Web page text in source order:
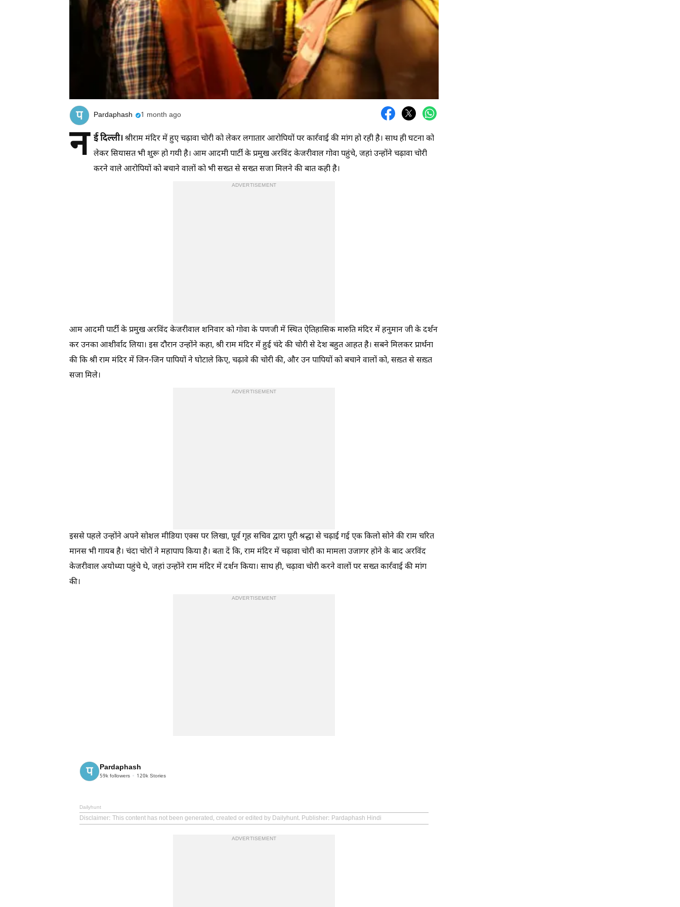
Pardaphash 1 month ago
न ई दिल्ली। श्रीराम मंदिर में हुए चढ़ावा चोरी को लेकर लगातार आरोपियों पर कार्रवाई की मांग हो रही है। साथ ही घटना को
लेकर सियासत भी शुरू हो गयी है। आम आदमी पार्टी के प्रमुख अरविंद केजरीवाल गोवा पहुंचे, जहां उन्होंने चढ़ावा चोरी
करने वाले आरोपियों को बचाने वालों को भी सख्त से सख्त सजा मिलने की बात कही है।
ADVERTISEMENT
आम आदमी पार्टी के प्रमुख अरविंद केजरीवाल शनिवार को गोवा के पणजी में स्थित ऐतिहासिक मारुति मंदिर में हनुमान जी के दर्शन
कर उनका आशीर्वाद लिया। इस दौरान उन्होंने कहा, श्री राम मंदिर में हुई चंदे की चोरी से देश बहुत आहत है। सबने मिलकर प्रार्थना
की कि श्री राम मंदिर में जिन-जिन पापियों ने घोटाले किए, चढ़ावे की चोरी की, और उन पापियों को बचाने वालों को, सख़्त से सख़्त
सजा मिले।
ADVERTISEMENT
इससे पहले उन्होंने अपने सोशल मीडिया एक्स पर लिखा, पूर्व गृह सचिव द्वारा पूरी श्रद्धा से चढ़ाई गई एक किलो सोने की राम चरित
मानस भी गायब है। चंदा चोरों ने महापाप किया है। बता दें कि, राम मंदिर में चढ़ावा चोरी का मामला उजागर होने के बाद अरविंद
केजरीवाल अयोध्या पहुंचे थे, जहां उन्होंने राम मंदिर में दर्शन किया। साथ ही, चढ़ावा चोरी करने वालों पर सख्त कार्रवाई की मांग
की।
ADVERTISEMENT
Pardaphash
59k followers 120k Stories
Dailyhunt
Disclaimer: This content has not been generated, created or edited by Dailyhunt. Publisher: Pardaphash Hindi
ADVERTISEMENT